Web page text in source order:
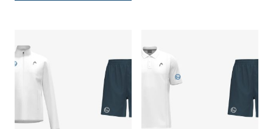
variations.
options